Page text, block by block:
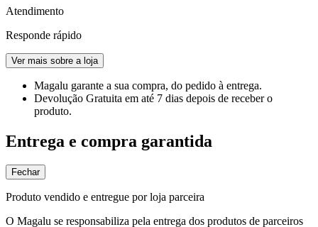
Atendimento
Responde rápido
Ver mais sobre a loja
Magalu garante a sua compra, do pedido à entrega.
Devolução Gratuita em até 7 dias depois de receber o
produto.
Entrega e compra garantida
Fechar
Produto vendido e entregue por loja parceira
O Magalu se responsabiliza pela entrega dos produtos de parceiros